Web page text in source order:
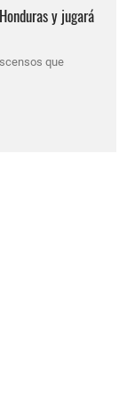
y jugará
que